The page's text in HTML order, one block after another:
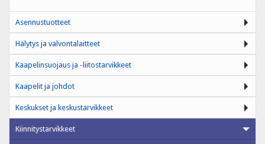
Asennustuotteet
Hälytys ja valvontalaitteet
Kaapelinsuojaus ja -liitostarvikkeet
Kaapelit ja johdot
Keskukset ja keskustarvikkeet
Kiinnitystarvikkeet